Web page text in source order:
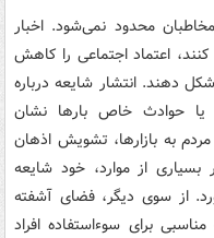
محدود نمی‌شود. اخبار
اعتماد اجتماعی را کاهش
دهند. انتشار شایعه درباره
یا حوادث خاص بارها نشان
به بازارها، تشویش اذهان
از موارد، خود شایعه
از سوی دیگر، فضای آشفته
برای سوءاستفاده افراد